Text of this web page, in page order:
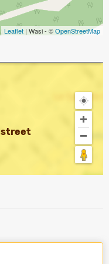
Leaflet | Wasi - ©OpenStreetMap
street